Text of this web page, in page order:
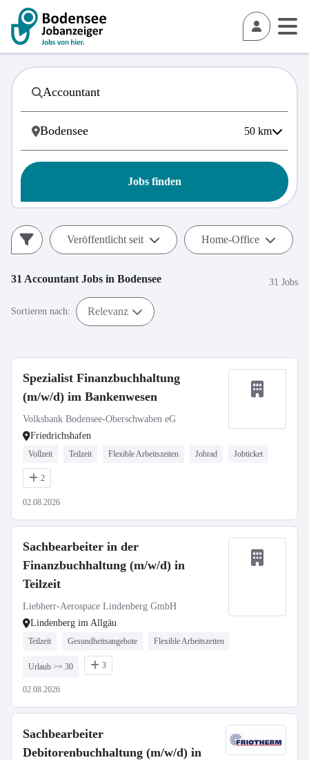
50 km
Jobs finden
Veröffentlicht seit Home-Office
31 Accountant Jobs in Bodensee 31 Jobs
Sortieren nach: Relevanz
Spezialist Finanzbuchhaltung
(m/w/d) im Bankenwesen
Volksbank Bodensee-Oberschwaben eG
Friedrichshafen
Vollzeit Teilzeit Flexible Arbeitszeiten Jobrad Jobticket
2
02.08.2026
Sachbearbeiter in der
Finanzbuchhaltung (m/w/d) in
Teilzeit
Liebherr-Aerospace Lindenberg GmbH
Lindenberg im Allgäu
Teilzeit Gesundheitsangebote Flexible Arbeitszeiten
Urlaub >= 30 3
02.08.2026
Sachbearbeiter
Debitorenbuchhaltung (m/w/d) in